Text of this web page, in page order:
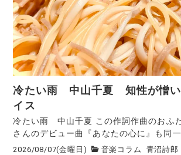
冷たい雨 中山千夏 知性が憎い
イス
冷たい雨 中山千夏 この作詞作曲のおふ
さんのデビュー曲『あなたの心に』も同一
2026/08/07(金曜日) 音楽コラム 青沼詩郎